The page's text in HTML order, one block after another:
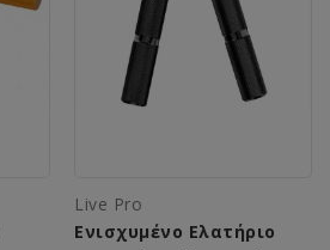
Live Pro
Ενισχυμένο Ελατήριο